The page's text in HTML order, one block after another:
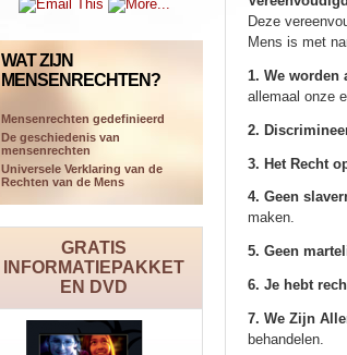
WAT ZIJN
MENSENRECHTEN?
Mensenrechten gedefinieerd
De geschiedenis van
mensenrechten
Universele Verklaring van de
Rechten van de Mens
GRATIS
INFORMATIEPAKKET
EN DVD
Deze
Mens is met
1. We
allemaal onze
2.
3. Het Recht
4. Geen
maken.
5. Geen
6. Je hebt
7. We Zijn
behandelen.